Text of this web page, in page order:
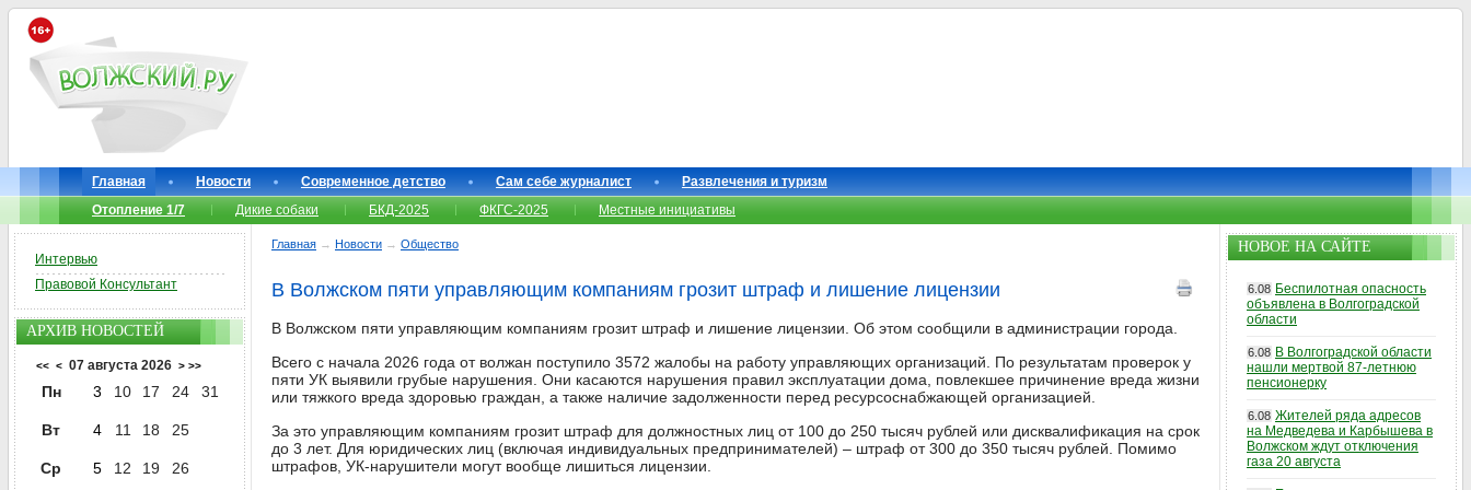
Главная Новости Современное детство Сам себе журналист
Развлечения и туризм
Отопление 1/7
Дикие собаки БКД-2025 ФКГС-2025 Местные инициативы
Главная → Новости → Общество
В Волжском пяти управляющим компаниям грозит штраф и лишение лицензии
В Волжском пяти управляющим компаниям грозит штраф и лишение лицензии. Об этом сообщили в администрации города.
Всего с начала 2026 года от волжан поступило 3572 жалобы на работу управляющих организаций. По результатам проверок у
пяти УК выявили грубые нарушения. Они касаются нарушения правил эксплуатации дома, повлекшее причинение вреда жизни
или тяжкого вреда здоровью граждан, а также наличие задолженности перед ресурсоснабжающей организацией.
За это управляющим компаниям грозит штраф для должностных лиц от 100 до 250 тысяч рублей или дисквалификация на срок
до 3 лет. Для юридических лиц (включая индивидуальных предпринимателей) – штраф от 300 до 350 тысяч рублей. Помимо
штрафов, УК-нарушители могут вообще лишиться лицензии.
Интервью
Правовой Консультант
АРХИВ НОВОСТЕЙ
<< < 07 августа 2026 > >>
Пн 3 10 17 24 31
Вт 4 11 18 25
Ср 5 12 19 26
НОВОЕ НА САЙТЕ
6.08 Беспилотная опасность
объявлена в Волгоградской
области
6.08 В Волгоградской области
нашли мертвой 87-летнюю
пенсионерку
6.08 Жителей ряда адресов
на Медведева и Карбышева в
Волжском ждут отключения
газа 20 августа